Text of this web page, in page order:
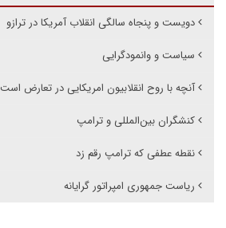
دویست و پنجاه سالگی انقلاب آمریکا در ترازو
سیاست و وانمودگرایی
آنچه با روح انقلابیون امریکایی در تعارض است
کنشگران بین‌المللی و ترامپ
نقطه عطفی که ترامپ رقم زد
ریاست جمهوری امپراتور گرایانه